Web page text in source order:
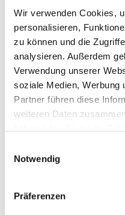
Wir verwenden Cookies,
personalisieren,
zu können und die
analysieren. Außerdem
Verwendung unserer
soziale Medien, Werbung
Partner führen diese
weiteren Daten
Notwendig
Präferenzen
Bochum